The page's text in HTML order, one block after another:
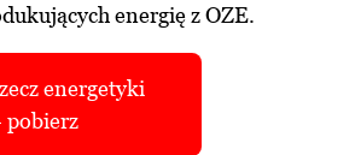
energię z OZE.
energetyki
pobierz